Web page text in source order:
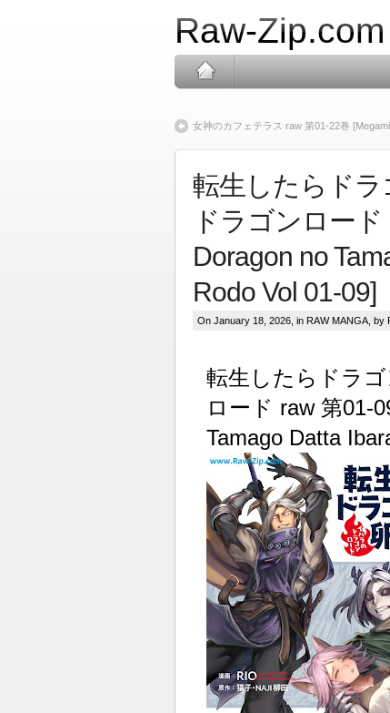
Raw-
女神のカフェテラス raw 第01-22巻
転生したらド
ドラゴンロー
Doragon no
Rodo Vol 01-09]
On January 18, 2026, in RAW MANGA , by
転生したらドラ
ロード raw 第01-
Tamago Datta